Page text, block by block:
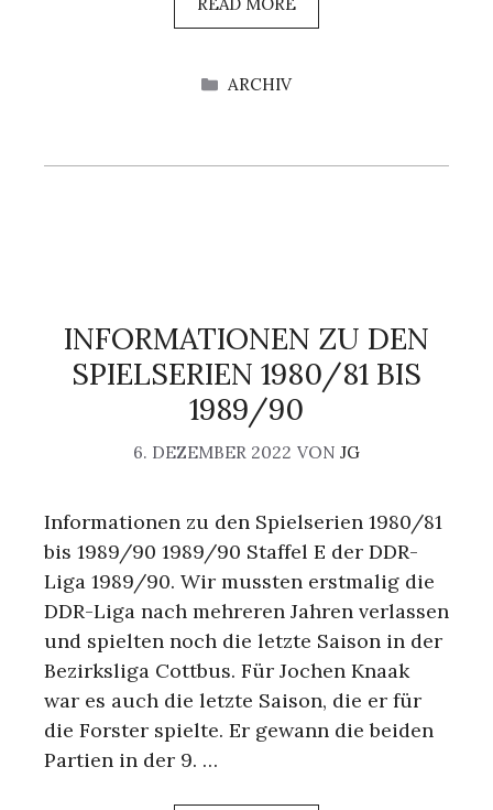
KATEGORIEN
ARCHIV
INFORMATIONEN ZU DEN
SPIELSERIEN 1980/81 BIS
1989/90
6. DEZEMBER 2022 VON JG
Informationen zu den Spielserien 1980/81
bis 1989/90 1989/90 Staffel E der DDR-
Liga 1989/90. Wir mussten erstmalig die
DDR-Liga nach mehreren Jahren verlassen
und spielten noch die letzte Saison in der
Bezirksliga Cottbus. Für Jochen Knaak
war es auch die letzte Saison, die er für
die Forster spielte. Er gewann die beiden
Partien in der 9. …